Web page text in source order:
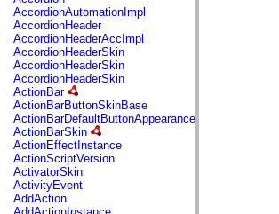
flash.crypto
flash.data
flash.desktop
flash.display
flash.display3D
flash.display3D.textures
flash.errors
flash.events
flash.external
flash.filesystem
flash.filters
flash.geom
flash.globalization
flash.html
flash.media
flash.net
AccordionAutomationImpl
AccordionHeader
AccordionHeaderAccImpl
AccordionHeaderSkin
AccordionHeaderSkin
AccordionHeaderSkin
ActionBar
ActionBarButtonSkinBase
ActionBarDefaultButtonAppearance
ActionBarSkin
ActionEffectInstance
ActionScriptVersion
ActivatorSkin
ActivityEvent
AddAction